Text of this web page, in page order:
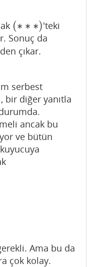
(∗ ∗ ∗)
(∗ ∗ ∗) 'teki
Sonuç da
çıkar.
serbest
bir diğer yanıtla
ancak bu
ve bütün
Ama bu da
çok kolay.